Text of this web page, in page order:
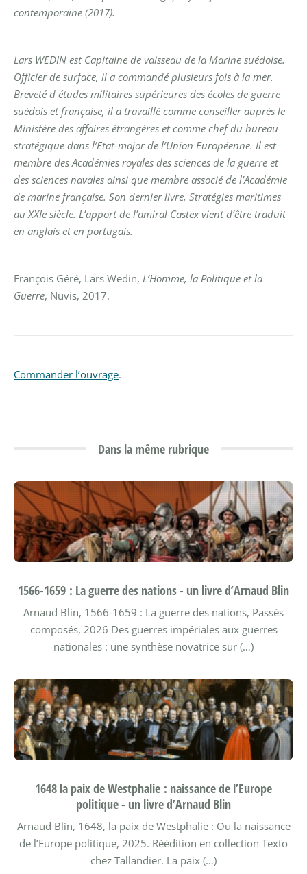
contemporaine (2017).
Lars WEDIN est Capitaine de vaisseau de la Marine suédoise.
Officier de surface, il a commandé plusieurs fois à la mer.
Breveté d études militaires supérieures des écoles de guerre
suédois et française, il a travaillé comme conseiller auprès le
Ministère des affaires étrangères et comme chef du bureau
stratégique dans l’Etat-major de l’Union Européenne. Il est
membre des Académies royales des sciences de la guerre et
des sciences navales ainsi que membre associé de l’Académie
de marine française. Son dernier livre, Stratégies maritimes
au XXIe siècle. L’apport de l’amiral Castex vient d’être traduit
en anglais et en portugais.
François Géré, Lars Wedin, L’Homme, la Politique et la
Guerre, Nuvis, 2017.
Commander l’ouvrage.
Dans la même rubrique
1566-1659 : La guerre des nations - un livre d’Arnaud Blin
Arnaud Blin, 1566-1659 : La guerre des nations, Passés
composés, 2026 Des guerres impériales aux guerres
nationales : une synthèse novatrice sur (…)
1648 la paix de Westphalie : naissance de l’Europe
politique - un livre d’Arnaud Blin
Arnaud Blin, 1648, la paix de Westphalie : Ou la naissance
de l’Europe politique, 2025. Réédition en collection Texto
chez Tallandier. La paix (…)